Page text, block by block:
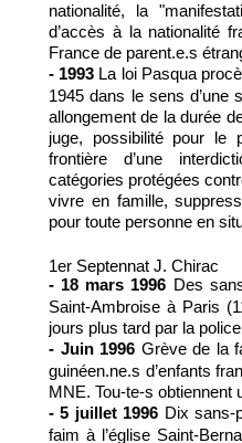
nationalité, la
d’accès à la nationalité
France de parent.e.s
- 1993 La loi Pasqua
1945 dans le sens d’une
allongement de la durée
juge, possibilité pour le
frontière d’une
catégories protégées
vivre en famille,
pour toute personne en
1er Septennat J. Chirac
- 18 mars 1996 Des
Saint-Ambroise à Paris
jours plus tard par la
- Juin 1996 Grève de la
guinéen.ne.s d’enfants
MNE. Tou-te-s obtiennent
- 5 juillet 1996 Dix sans-
faim à l’église Saint-